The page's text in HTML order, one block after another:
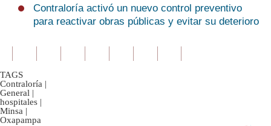
Contraloría activó un nuevo control preventivo
para reactivar obras públicas y evitar su deterioro
TAGS
Contraloría |
General |
hospitales |
Minsa |
Oxapampa